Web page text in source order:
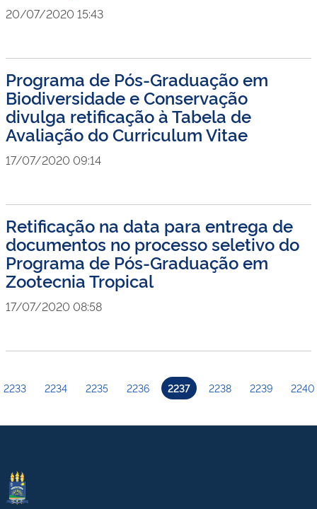
20/07/2020 15:43
Programa de Pós-Graduação em
Biodiversidade e Conservação
divulga retificação à Tabela de
Avaliação do Curriculum Vitae
17/07/2020 09:14
Retificação na data para entrega de
documentos no processo seletivo do
Programa de Pós-Graduação em
Zootecnia Tropical
17/07/2020 08:58
2233 2234 2235 2236 2237 2238 2239 2240